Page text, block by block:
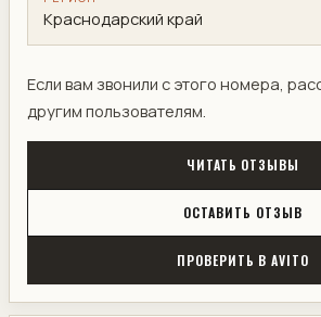
Краснодарский край
Если вам звонили с этого номера,
другим пользователям.
ЧИТАТЬ ОТЗЫВЫ
ОСТАВИТЬ ОТЗЫВ
ПРОВЕРИТЬ В AVITO